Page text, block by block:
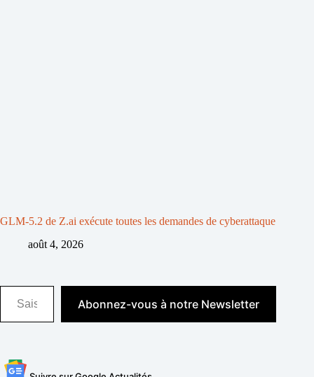
GLM-5.2 de Z.ai exécute toutes les demandes de cyberattaque
août 4, 2026
Saisissez votre adresse e-mail…
Abonnez-vous à notre Newsletter